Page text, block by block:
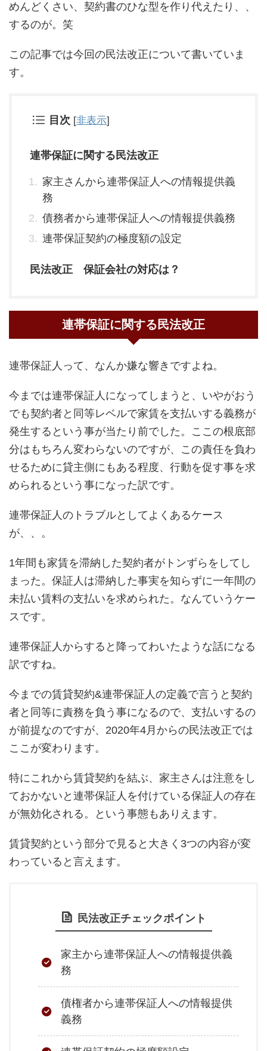
めんどくさい、契約書のひな型を作り代えたり、、
するのが。笑
この記事では今回の民法改正について書いていま
す。
目次 [非表示]
連帯保証に関する民法改正
家主さんから連帯保証人への情報提供義
務
債務者から連帯保証人への情報提供義務
連帯保証契約の極度額の設定
民法改正 保証会社の対応は？
連帯保証に関する民法改正
連帯保証人って、なんか嫌な響きですよね。
今までは連帯保証人になってしまうと、いやがおう
でも契約者と同等レベルで家賃を支払いする義務が
発生するという事が当たり前でした。ここの根底部
分はもちろん変わらないのですが、この責任を負わ
せるために貸主側にもある程度、行動を促す事を求
められるという事になった訳です。
連帯保証人のトラブルとしてよくあるケース
が、、。
1年間も家賃を滞納した契約者がトンずらをしてし
まった。保証人は滞納した事実を知らずに一年間の
未払い賃料の支払いを求められた。なんていうケー
スです。
連帯保証人からすると降ってわいたような話になる
訳ですね。
今までの賃貸契約&連帯保証人の定義で言うと契約
者と同等に責務を負う事になるので、支払いするの
が前提なのですが、2020年4月からの民法改正では
ここが変わります。
特にこれから賃貸契約を結ぶ、家主さんは注意をし
ておかないと連帯保証人を付けている保証人の存在
が無効化される。という事態もありえます。
賃貸契約という部分で見ると大きく3つの内容が変
わっていると言えます。
民法改正チェックポイント
家主から連帯保証人への情報提供義
務
債権者から連帯保証人への情報提供
義務